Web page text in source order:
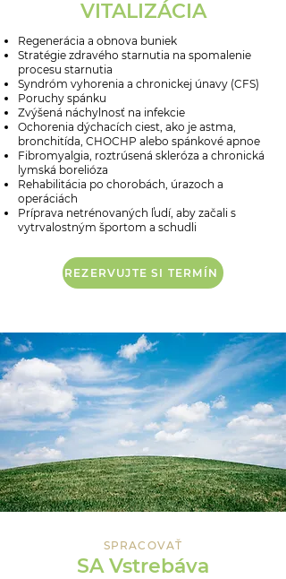
VITALIZÁCIA
Regenerácia a obnova buniek
Stratégie zdravého starnutia na spomalenie
procesu starnutia
Syndróm vyhorenia a chronickej únavy (CFS)
Poruchy spánku
Zvýšená náchylnosť na infekcie
Ochorenia dýchacích ciest, ako je astma,
bronchitída, CHOCHP alebo spánkové apnoe
Fibromyalgia, roztrúsená skleróza a chronická
lymská borelióza
Rehabilitácia po chorobách, úrazoch a
operáciách
Príprava netrénovaných ľudí, aby začali s
vytrvalostným športom a schudli
REZERVUJTE SI TERMÍN
SPRACOVAŤ
SA Vstrebáva